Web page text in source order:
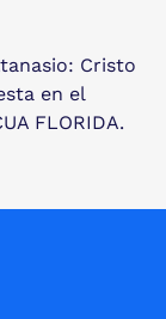
Cristo
en el
FLORIDA.